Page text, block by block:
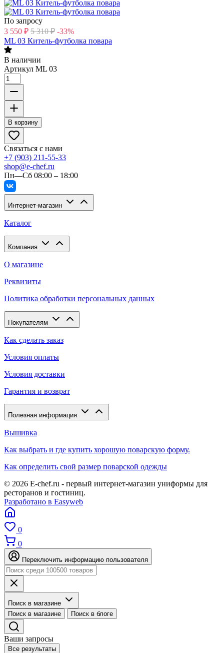
По запросу
3 550 ₽ 5 310 ₽ -33%
ML 03 Китель-футболка повара
В наличии
Артикул ML 03
В корзину
Связаться с нами
+7 (903) 211-55-33
shop@e-chef.ru
Пн—Сб 08:00 – 18:00
Интернет-магазин
Каталог
Компания
О магазине
Реквизиты
Политика обработки персональных данных
Покупателям
Как сделать заказ
Условия оплаты
Условия доставки
Гарантия и возврат
Полезная информация
Вышивка
Как выбрать и где купить хорошую поварскую форму.
Как определить свой размер поварской одежды
© 2026 E-chef.ru - первый интернет-магазин униформы для
ресторанов и гостиниц.
Разработано в Easyweb
0
0
Переключить информацию пользователя
Поиск в магазине
Поиск в магазине
Поиск в блоге
Ваши запросы
Все результаты